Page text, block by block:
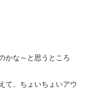
かな～と思うところ
て、ちょいちょいアウ